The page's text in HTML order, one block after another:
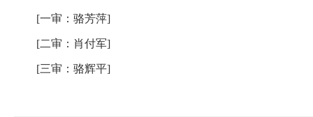
[一审：骆芳萍]
[二审：肖付军]
[三审：骆辉平]